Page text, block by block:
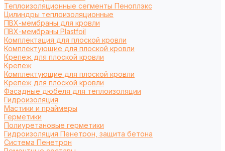
Теплоизоляционные сегменты Пеноплэкс
Цилиндры теплоизоляционные
ПВХ-мембраны для кровли
ПВХ-мембраны Plastfoil
Комплектация для плоской кровли
Комплектующие для плоской кровли
Крепеж для плоской кровли
Крепеж
Комплектующие для плоской кровли
Крепеж для плоской кровли
Фасадные дюбеля для теплоизоляции
Гидроизоляция
Мастики и праймеры
Герметики
Полиуретановые герметики
Гидроизоляция Пенетрон, защита бетона
Система Пенетрон